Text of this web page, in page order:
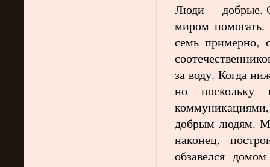
Люди — добрые.
миром помогать.
семь примерно,
за воду. Когда
но поскольку
добрым людям.
наконец,
обзавелся